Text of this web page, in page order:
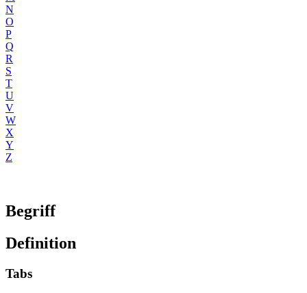
N
O
P
Q
R
S
T
U
V
W
X
Y
Z
Begriff
Definition
Tabs